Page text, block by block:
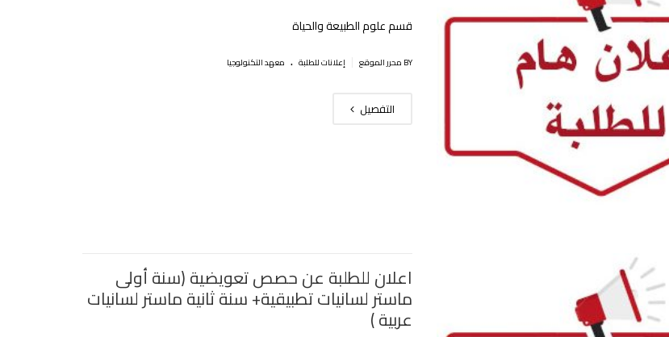
قسم علوم الطبيعة والحياة
BY محرر الموقع إعلانات للطلبة . معهد التكنولوجيا
التفصيل
اعلان للطلبة عن حصص تعويضية (سنة أولى
ماستر لسانيات تطبيقية+ سنة ثانية ماستر لسانيات
عربية )